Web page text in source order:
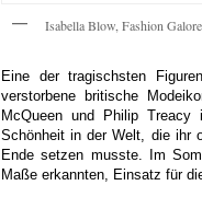
Isabella Blow, Fashion
Eine der tragischsten
verstorbene britische
McQueen und Philip
Schönheit in der Welt, die ihr
Ende setzen musste. Im
Maße erkannten, Einsatz für